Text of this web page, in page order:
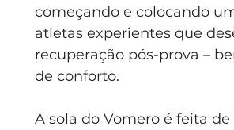
começando e colocando
atletas experientes que
recuperação pós-prova –
de conforto.
A sola do Vomero é feita